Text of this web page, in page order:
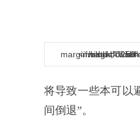
<iframe border="0" frameborder="0" height="250"
将导致一些本可以
间倒退”。